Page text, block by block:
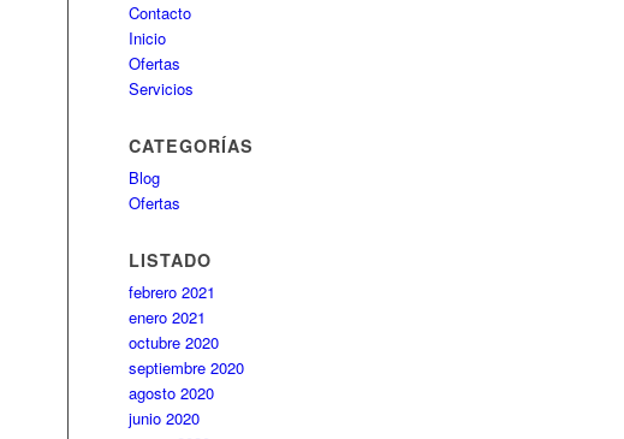
Contacto
Inicio
Ofertas
Servicios
CATEGORÍAS
Blog
Ofertas
LISTADO
febrero 2021
enero 2021
octubre 2020
septiembre 2020
agosto 2020
junio 2020